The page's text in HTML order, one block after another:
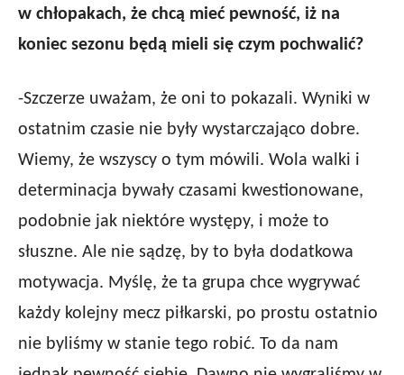
w chłopakach, że chcą mieć pewność, iż na
koniec sezonu będą mieli się czym pochwalić?
-Szczerze uważam, że oni to pokazali. Wyniki w
ostatnim czasie nie były wystarczająco dobre.
Wiemy, że wszyscy o tym mówili. Wola walki i
determinacja bywały czasami kwestionowane,
podobnie jak niektóre występy, i może to
słuszne. Ale nie sądzę, by to była dodatkowa
motywacja. Myślę, że ta grupa chce wygrywać
każdy kolejny mecz piłkarski, po prostu ostatnio
nie byliśmy w stanie tego robić. To da nam